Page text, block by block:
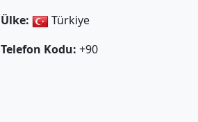
Ülke:
Türkiye
Telefon Kodu: +90